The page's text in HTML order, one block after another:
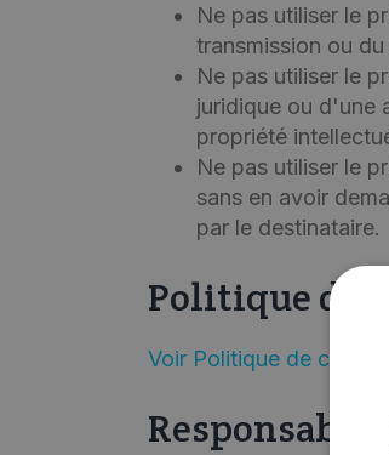
Ne pas utiliser le
transmission ou
Ne pas utiliser le
juridique ou d'une
propriété
Ne pas utiliser le
sans en avoir
par le destinataire.
Politique de
Voir Politique de